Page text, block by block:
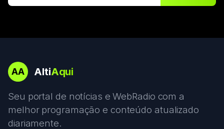
AA AltiAqui
Seu portal de notícias e WebRadio com a
melhor programação e conteúdo atualizado
diariamente.